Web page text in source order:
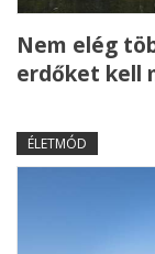
Nem elég
erdőket kell
ÉLETMÓD